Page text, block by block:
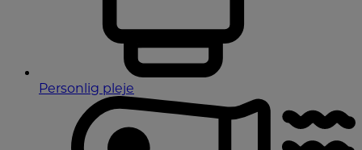
Personlig pleje